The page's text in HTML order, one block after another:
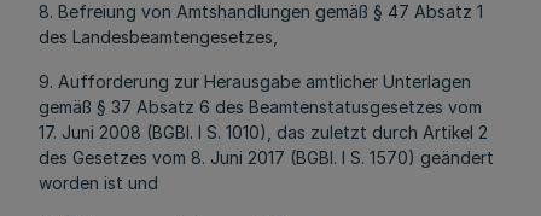
8. Befreiung von Amtshandlungen gemäß § 47 Absatz 1
des Landesbeamtengesetzes,
9. Aufforderung zur Herausgabe amtlicher Unterlagen
gemäß § 37 Absatz 6 des Beamtenstatusgesetzes vom
17. Juni 2008 (BGBl. I S. 1010), das zuletzt durch Artikel 2
des Gesetzes vom 8. Juni 2017 (BGBl. I S. 1570) geändert
worden ist und